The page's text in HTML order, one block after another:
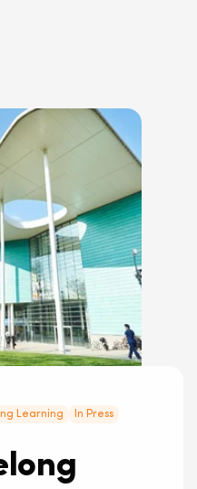
Learning In Press